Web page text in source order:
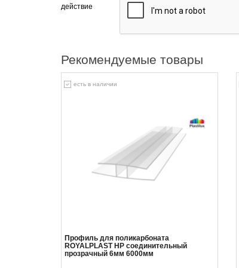
действие
Рекомендуемые товары
есть в наличии
Профиль для поликарбоната
ROYALPLAST HP соединительный
прозрачный 6мм 6000мм